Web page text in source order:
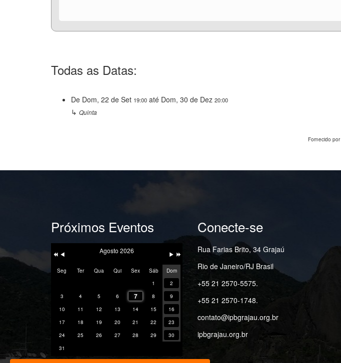
Todas as Datas:
De Dom, 22 de Set 19:00 até Dom, 30 de Dez 20:00
↳ Quinta
Fornecido por
Próximos Eventos
Ano
Anterior
Mês
Anterior
Agosto 2026
Seg Ter Qua Qui Sex Sáb
Dom
1
2
3
4 5 6 7 8
9
10
11 12 13 14 15
16
17
18 19 20 21 22
23
24
25 26 27 28 29
30
31
Conecte-se
Rua Farias Brito, 34 Grajaú
Rio de Janeiro/RJ Brasil
+55 21 2570-5575.
+55 21 2570-1748.
contato@ipbgrajau.org.br
ipbgrajau.org.br